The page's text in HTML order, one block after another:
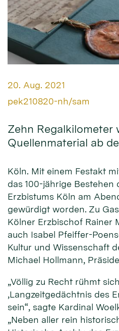
Datum:
20. Aug. 2021
Von:
pek210820-nh/sam
Zehn Regalkilometer
Quellenmaterial ab
Köln. Mit einem Festakt
das 100-jährige Bestehen
Erzbistums Köln am
gewürdigt worden. Zu
Kölner Erzbischof Rainer
auch Isabel Pfeiffer-
Kultur und Wissenschaft
Michael Hollmann,
„Völlig zu Recht rühmt
‚Langzeitgedächtnis des
sein“, sagte Kardinal
„Neben aller rein